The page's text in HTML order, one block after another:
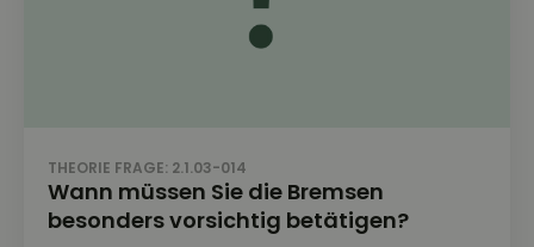
THEORIE FRAGE: 2.1.03-014
Wann müssen Sie die Bremsen
besonders vorsichtig betätigen?